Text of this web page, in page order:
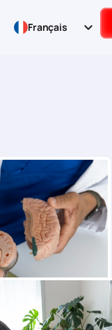
Français